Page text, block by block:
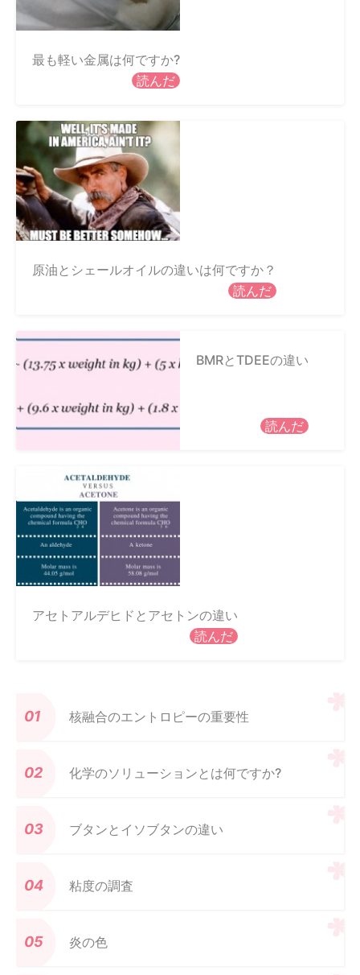
最も軽い金属は何ですか?
読んだ
原油とシェールオイルの違いは何ですか？
読んだ
BMRとTDEEの違い
読んだ
アセトアルデヒドとアセトンの違い
読んだ
核融合のエントロピーの重要性
化学のソリューションとは何ですか?
ブタンとイソブタンの違い
粘度の調査
炎の色